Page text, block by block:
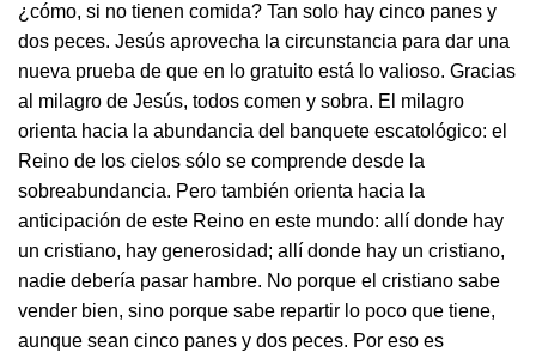
¿cómo, si no tienen comida? Tan solo hay cinco panes y
dos peces. Jesús aprovecha la circunstancia para dar una
nueva prueba de que en lo gratuito está lo valioso. Gracias
al milagro de Jesús, todos comen y sobra. El milagro
orienta hacia la abundancia del banquete escatológico: el
Reino de los cielos sólo se comprende desde la
sobreabundancia. Pero también orienta hacia la
anticipación de este Reino en este mundo: allí donde hay
un cristiano, hay generosidad; allí donde hay un cristiano,
nadie debería pasar hambre. No porque el cristiano sabe
vender bien, sino porque sabe repartir lo poco que tiene,
aunque sean cinco panes y dos peces. Por eso es